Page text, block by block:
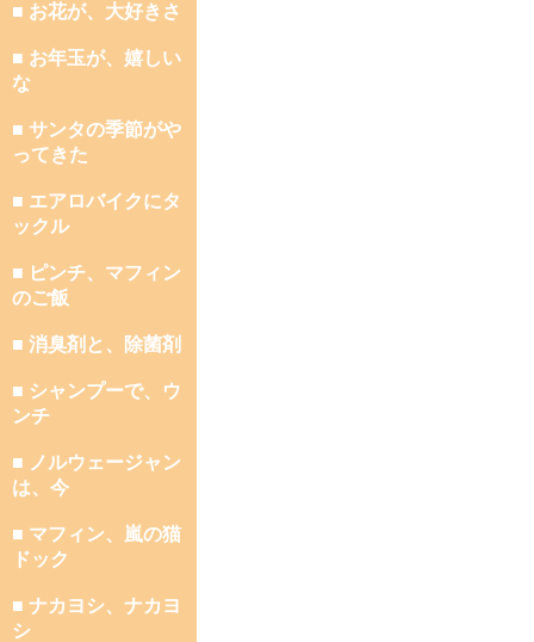
■ お花が、大好きさ
■ お年玉が、嬉しい
な
■ サンタの季節がや
ってきた
■ エアロバイクにタ
ックル
■ ピンチ、マフィン
のご飯
■ 消臭剤と、除菌剤
■ シャンプーで、ウ
ンチ
■ ノルウェージャン
は、今
■ マフィン、嵐の猫
ドック
■ ナカヨシ、ナカヨ
シ